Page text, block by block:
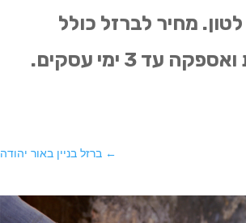
מחיר ברזל בניין החל מ-2580 ש"ח לטון, מחיר ברזל בתפזורת החל מ 2650 לטון. מחיר לברזל כולל
כקרית אונוף חיתוך ועיבוד החל מ 2800 ש"ח לטון . מקבלים ומבצעים הזמנות ואספקה עד 3 ימי עסקים.
← ברזל בניין באור יהודה